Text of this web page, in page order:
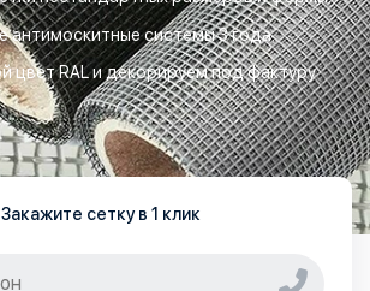
антимоскитные системы 3 года.
цвет RAL и декорируем под фактуру
Закажите сетку в 1 клик